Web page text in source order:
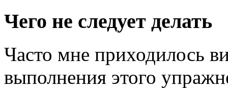
Чего не следует делать
Часто мне приходилось
выполнения этого